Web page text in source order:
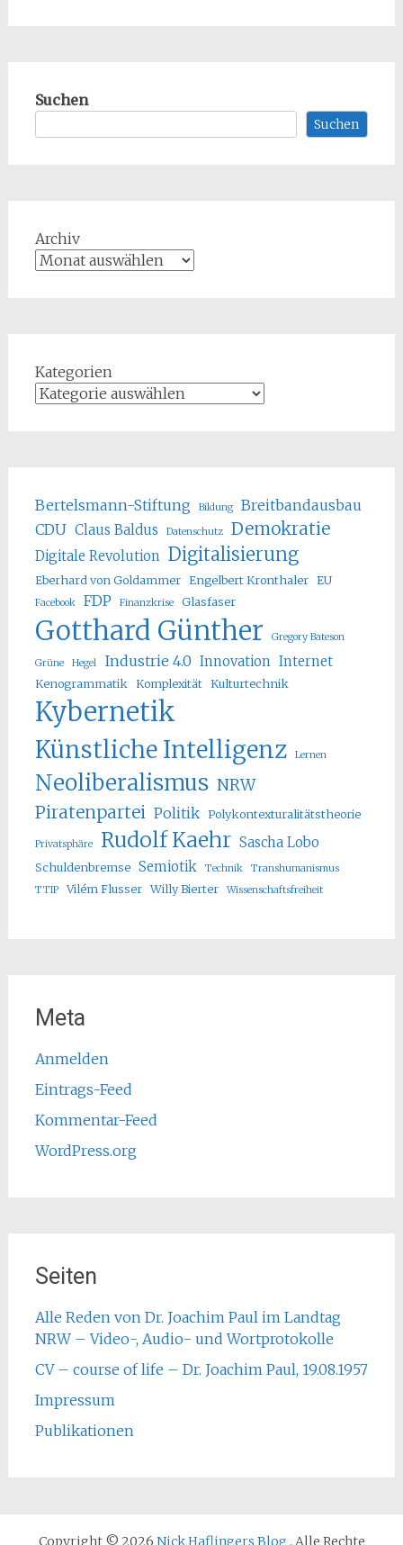
Suchen
Suchen
Archiv
Kategorien
Bertelsmann-Stiftung Bildung
Breitbandausbau
CDU Claus Baldus Datenschutz Demokratie
Digitale Revolution Digitalisierung
Eberhard von Goldammer Engelbert Kronthaler EU
Facebook FDP Finanzkrise Glasfaser
Gotthard Günther Gregory Bateson
Grüne Hegel Industrie 4.0 Innovation Internet
Kenogrammatik Komplexität Kulturtechnik
Kybernetik
Künstliche Intelligenz Lernen
Neoliberalismus NRW
Piratenpartei Politik Polykontexturalitätstheorie
Privatsphäre Rudolf Kaehr Sascha Lobo
Schuldenbremse Semiotik Technik
Transhumanismus
TTIP
Vilém Flusser Willy Bierter Wissenschaftsfreiheit
Meta
Anmelden
Eintrags-Feed
Kommentar-Feed
WordPress.org
Seiten
Alle Reden von Dr. Joachim Paul im Landtag
NRW – Video-, Audio- und Wortprotokolle
CV – course of life – Dr. Joachim Paul, 19.08.1957
Impressum
Publikationen
Copyright © 2026 Nick Haflingers Blog . Alle Rechte